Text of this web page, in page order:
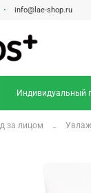
info@lae-shop.ru
Индивидуальный
за лицом